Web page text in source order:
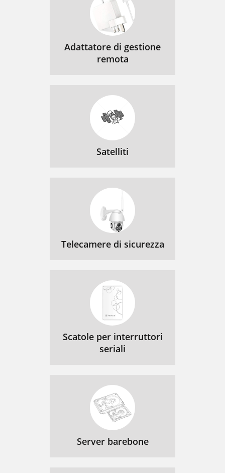
Adattatore di gestione
remota
Satelliti
Telecamere di sicurezza
Scatole per interruttori
seriali
Server barebone